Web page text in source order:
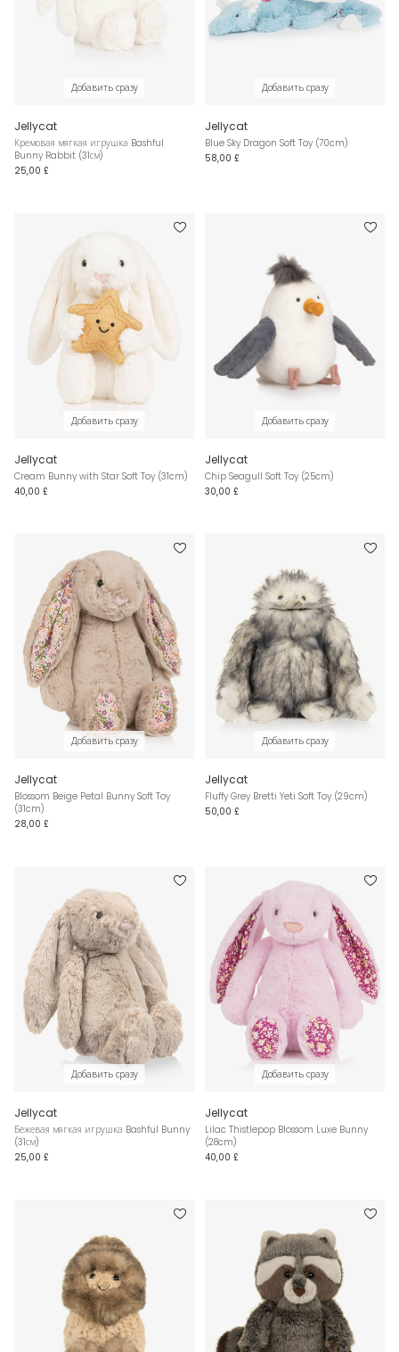
Добавить сразу
Jellycat
Кремовая мягкая игрушка Bashful
Bunny Rabbit (31см)
25,00 £
Добавить сразу
Jellycat
Blue Sky Dragon Soft Toy (70cm)
58,00 £
Добавить сразу
Jellycat
Cream Bunny with Star Soft Toy (31cm)
40,00 £
Добавить сразу
Jellycat
Chip Seagull Soft Toy (25cm)
30,00 £
Добавить сразу
Jellycat
Blossom Beige Petal Bunny Soft Toy
(31cm)
28,00 £
Добавить сразу
Jellycat
Fluffy Grey Bretti Yeti Soft Toy (29cm)
50,00 £
Добавить сразу
Jellycat
Бежевая мягкая игрушка Bashful Bunny
(31см)
25,00 £
Добавить сразу
Jellycat
Lilac Thistlepop Blossom Luxe Bunny
(28cm)
40,00 £